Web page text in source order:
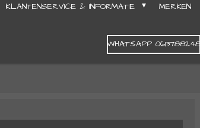
KLANTENSERVICE & INFORMATIE MERKEN
WHATSAPP 0613788248